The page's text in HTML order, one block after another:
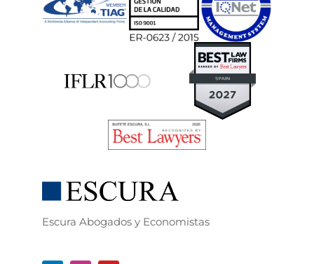
Escura Abogados y Economistas